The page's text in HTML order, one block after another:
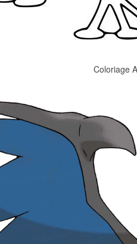
Coloriage